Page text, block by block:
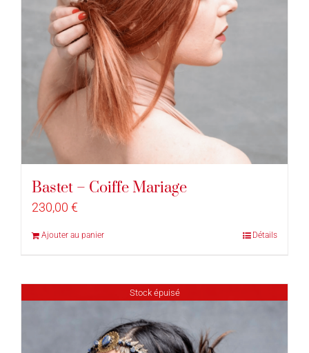
Bastet – Coiffe Mariage
230,00 €
Ajouter au panier Détails
Stock épuisé